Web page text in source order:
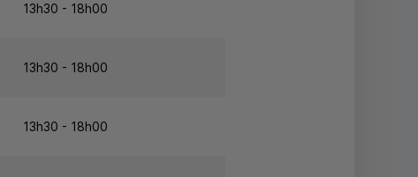
13h30 - 18h00
13h30 - 18h00
13h30 - 18h00